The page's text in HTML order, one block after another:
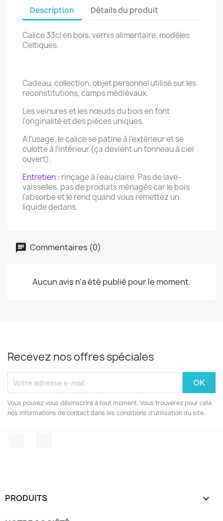
Description Détails du produit
Calice 33cl en bois, vernis alimentaire, modèles
Celtiques.
Cadeau, collection, objet personnel utilisé sur les
reconstitutions, camps médiévaux.
Les veinures et les nœuds du bois en font
l'originalité et des pièces uniques.
A l'usage, le calice se patine à l’extérieur et se
culotte à l’intérieur (ça devient un tonneau à ciel
ouvert).
Entretien : rinçage à l'eau claire. Pas de lave-
vaisselles, pas de produits ménagés car le bois
l'absorbe et le rend quand vous remettez un
liquide dedans.
Commentaires (0)
Aucun avis n'a été publié pour le moment.
Recevez nos offres spéciales
Vous pouvez vous désinscrire à tout moment. Vous trouverez pour cela
nos informations de contact dans les conditions d'utilisation du site.
PRODUITS 